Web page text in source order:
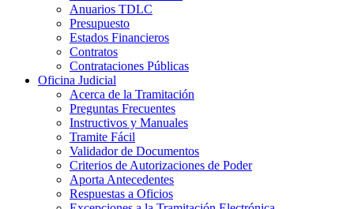
Anuarios TDLC
Presupuesto
Estados Financieros
Contratos
Contrataciones Públicas
Oficina Judicial
Acerca de la Tramitación
Preguntas Frecuentes
Instructivos y Manuales
Tramite Fácil
Validador de Documentos
Criterios de Autorizaciones de Poder
Aporta Antecedentes
Respuestas a Oficios